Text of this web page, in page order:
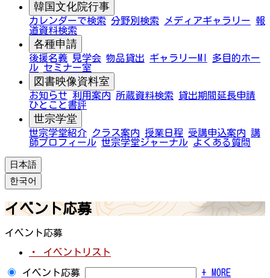
韓国文化院行事
カレンダーで検索 分野別検索 メディアギャラリー 報
道資料検索
各種申請
後援名義 見学会 物品貸出 ギャラリーMI
多目的ホー
ル セミナー室
図書映像資料室
お知らせ 利用案内 所蔵資料検索
貸出期間延長申請
ひとこと書評
世宗学堂
世宗学堂紹介 クラス案内 授業日程 受講申込案内 講
師プロフィール 世宗学堂ジャーナル よくある質問
日本語
한국어
イベント応募
イベント応募
・ イベントリスト
イベント応募 + MORE